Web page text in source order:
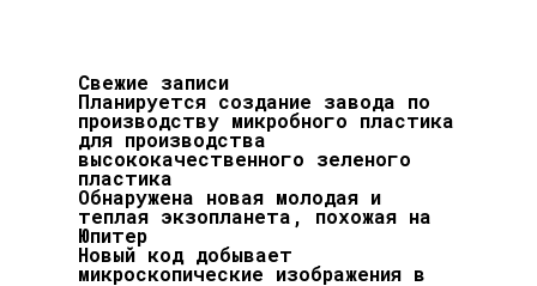
Свежие записи
Планируется создание завода по
производству микробного пластика
для производства
высококачественного зеленого
пластика
Обнаружена новая молодая и
теплая экзопланета, похожая на
Юпитер
Новый код добывает
микроскопические изображения в